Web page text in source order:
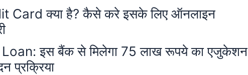
Card क्या है? कैसे करे इसके लिए ऑनलाइन
इस बैंक से मिलेगा 75 लाख रूपये का एजुकेशन
प्रक्रिया